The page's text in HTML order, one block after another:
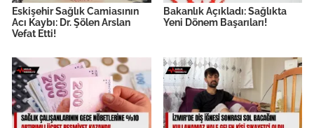
Eskişehir Sağlık Camiasının
Acı Kaybı: Dr. Şölen Arslan
Vefat Etti!
Bakanlık Açıkladı: Sağlıkta
Yeni Dönem Başarıları!